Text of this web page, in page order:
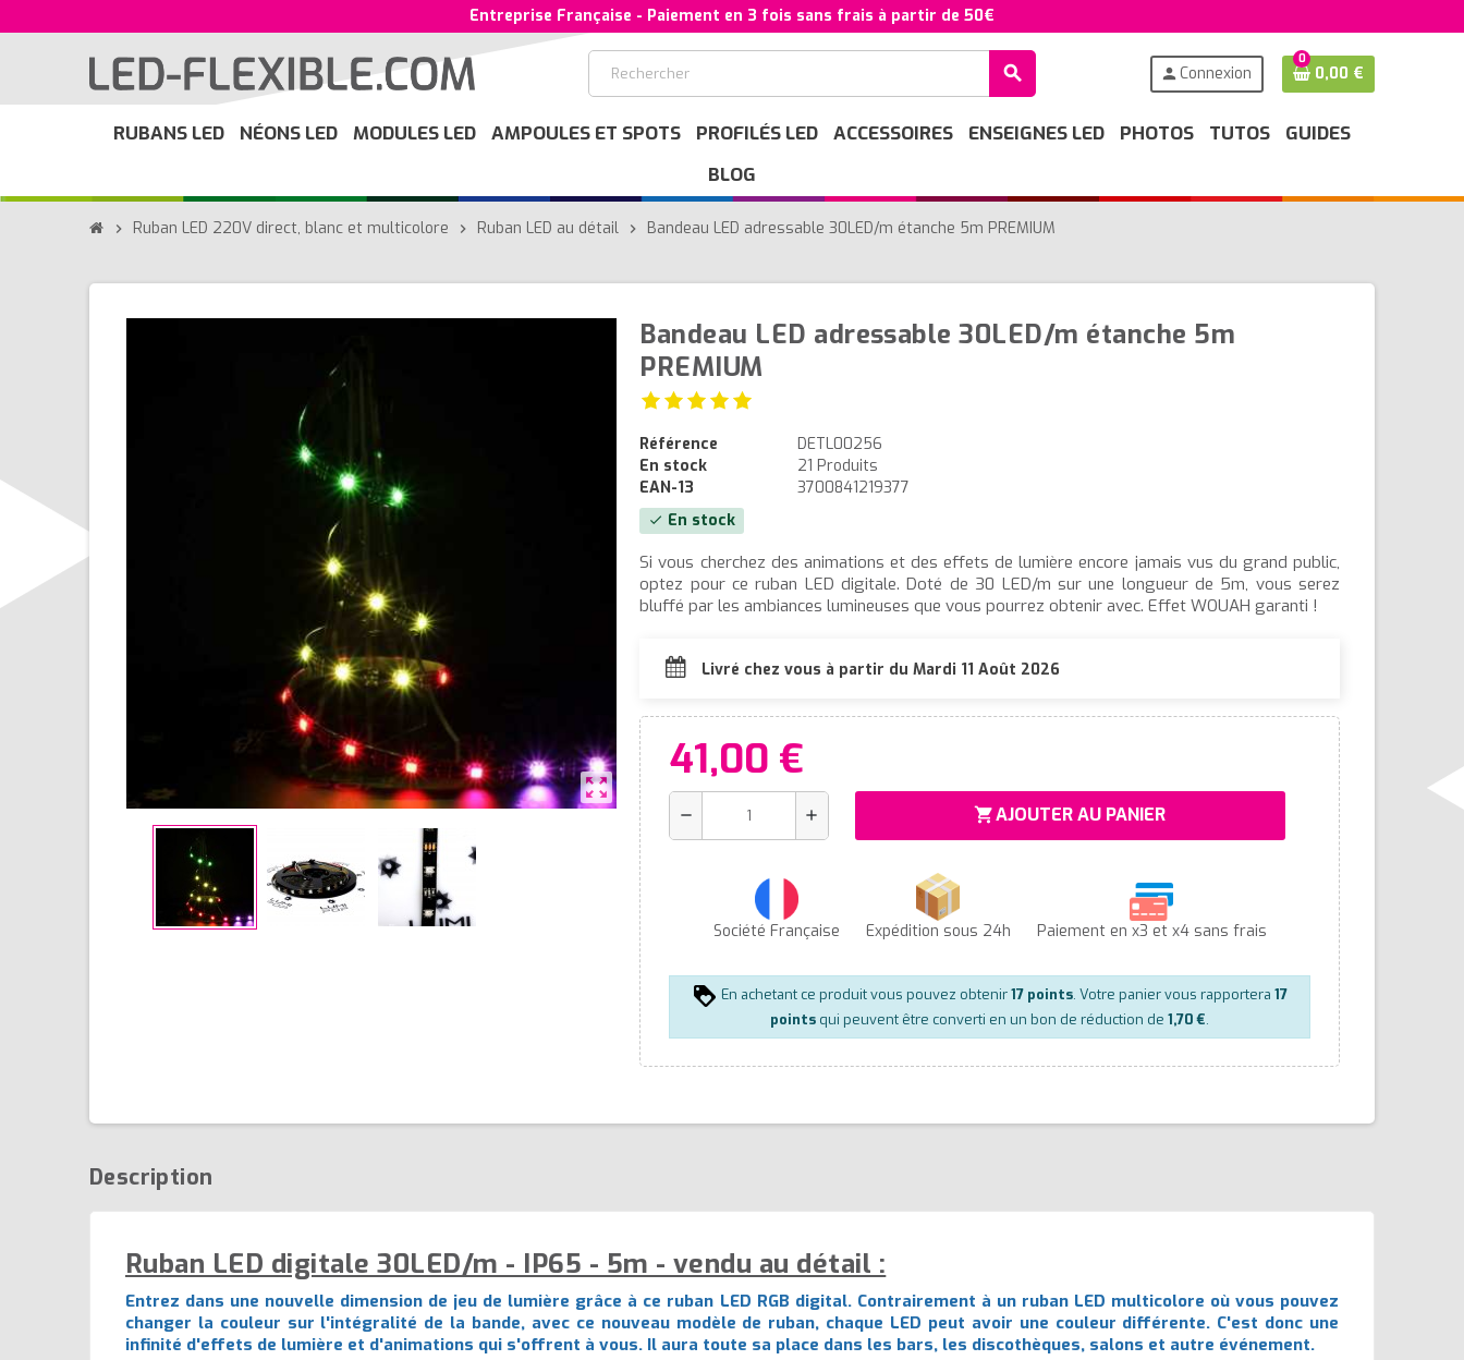
Entreprise Française - Paiement en 3 fois sans frais à partir de 50€
search person Connexion
0
0,00 €
RUBANS LED NÉONS LED MODULES LED AMPOULES ET SPOTS PROFILÉS LED ACCESSOIRES ENSEIGNES LED PHOTOS TUTOS
GUIDES
BLOG
chevron_right Ruban LED 220V direct, blanc et multicolore chevron_right Ruban LED au détail chevron_right Bandeau LED adressable 30LED/m étanche 5m PREMIUM
zoom_out_map
Bandeau LED adressable 30LED/m étanche 5m
PREMIUM
Référence
DETL00256
En stock
21 Produits
EAN-13
3700841219377
check En stock
Si vous cherchez des animations et des effets de lumière encore jamais vus du grand public,
optez pour ce ruban LED digitale. Doté de 30 LED/m sur une longueur de 5m, vous serez
bluffé par les ambiances lumineuses que vous pourrez obtenir avec. Effet WOUAH garanti !
Livré chez vous à partir du Mardi 11 Août 2026
41,00 €
remove add shopping_cartAJOUTER AU PANIER
Société Française Expédition sous 24h Paiement en x3 et x4 sans frais
En achetant ce produit vous pouvez obtenir17 points. Votre panier vous rapportera17
points qui peuvent être converti en un bon de réduction de1,70 €.
Description
Ruban LED digitale 30LED/m - IP65 - 5m - vendu au détail :
Entrez dans une nouvelle dimension de jeu de lumière grâce à ce ruban LED RGB digital. Contrairement à un ruban LED multicolore où vous pouvez
changer la couleur sur l'intégralité de la bande, avec ce nouveau modèle de ruban, chaque LED peut avoir une couleur différente. C'est donc une
infinité d'effets de lumière et d'animations qui s'offrent à vous. Il aura toute sa place dans les bars, les discothèques, salons et autre événement.